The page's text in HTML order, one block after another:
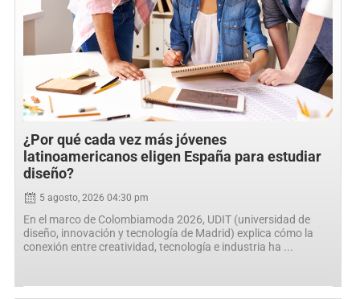
¿Por qué cada vez más jóvenes
latinoamericanos eligen España para estudiar
diseño?
5 agosto, 2026 04:30 pm
En el marco de Colombiamoda 2026, UDIT (universidad de
diseño, innovación y tecnología de Madrid) explica cómo la
conexión entre creatividad, tecnología e industria ha ...